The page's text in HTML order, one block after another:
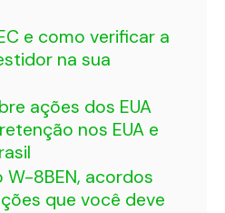
e como verificar a
na sua
ações dos EUA
nos EUA e
W-8BEN, acordos
que você deve